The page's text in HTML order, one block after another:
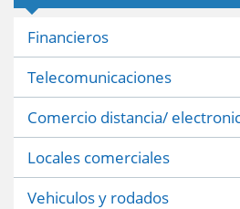
Financieros
Telecomunicaciones
Comercio distancia/
Locales comerciales
Vehiculos y rodados